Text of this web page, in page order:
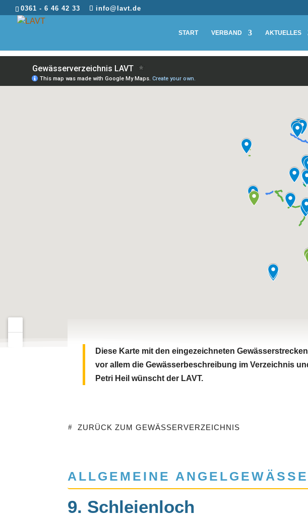
0361 - 6 46 42 33 info@lavt.de
START VERBAND AKTUELLES
Diese Karte mit den eingezeichneten
vor allem die Gewässerbeschreibung im Verzeichnis
Petri Heil wünscht der LAVT.
ZURÜCK ZUM GEWÄSSERVERZEICHNIS
ALLGEMEINE
9. Schleienloch